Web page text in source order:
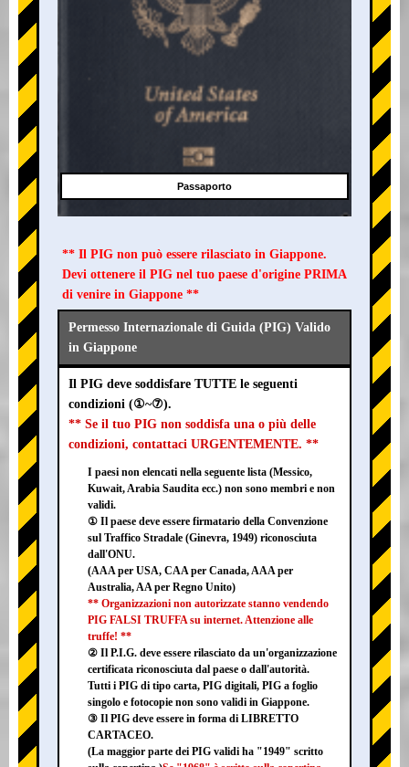
Passaporto
** Il PIG non può essere rilasciato in Giappone.
Devi ottenere il PIG nel tuo paese d'origine PRIMA
di venire in Giappone **
Permesso Internazionale di Guida (PIG) Valido
in Giappone
Il PIG deve soddisfare TUTTE le seguenti
condizioni (①~⑦).
** Se il tuo PIG non soddisfa una o più delle
condizioni, contattaci URGENTEMENTE. **
I paesi non elencati nella seguente lista (Messico,
Kuwait, Arabia Saudita ecc.) non sono membri e non
validi.
① Il paese deve essere firmatario della Convenzione
sul Traffico Stradale (Ginevra, 1949) riconosciuta
dall'ONU.
(AAA per USA, CAA per Canada, AAA per
Australia, AA per Regno Unito)
** Organizzazioni non autorizzate stanno vendendo
PIG FALSI TRUFFA su internet. Attenzione alle
truffe! **
② Il P.I.G. deve essere rilasciato da un'organizzazione
certificata riconosciuta dal paese o dall'autorità.
Tutti i PIG di tipo carta, PIG digitali, PIG a foglio
singolo e fotocopie non sono validi in Giappone.
③ Il PIG deve essere in forma di LIBRETTO
CARTACEO.
(La maggior parte dei PIG validi ha "1949" scritto